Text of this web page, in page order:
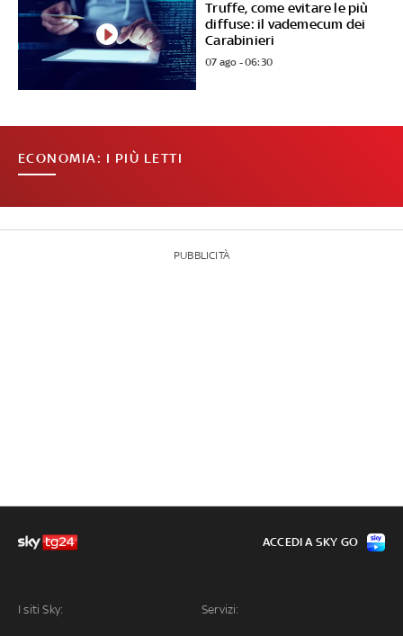
Truffe, come evitare le più
diffuse: il vademecum dei
Carabinieri
07 ago - 06:30
ECONOMIA: I PIÙ LETTI
PUBBLICITÀ
I siti Sky: Servizi:
ACCEDI A SKY GO